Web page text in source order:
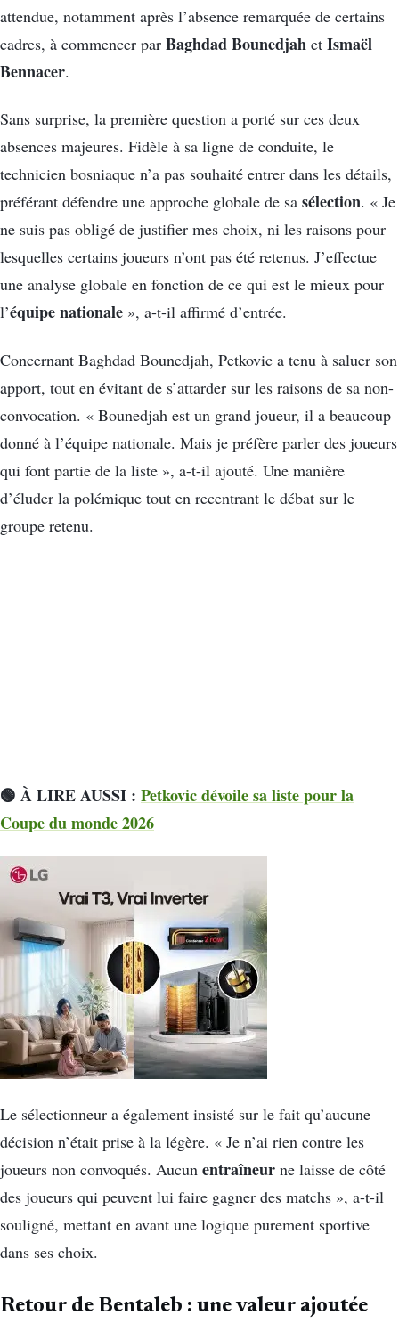
attendue, notamment après l’absence remarquée de certains
cadres, à commencer par Baghdad Bounedjah et Ismaël
Bennacer.
Sans surprise, la première question a porté sur ces deux
absences majeures. Fidèle à sa ligne de conduite, le
technicien bosniaque n’a pas souhaité entrer dans les détails,
préférant défendre une approche globale de sa sélection. « Je
ne suis pas obligé de justifier mes choix, ni les raisons pour
lesquelles certains joueurs n’ont pas été retenus. J’effectue
une analyse globale en fonction de ce qui est le mieux pour
l’équipe nationale », a-t-il affirmé d’entrée.
Concernant Baghdad Bounedjah, Petkovic a tenu à saluer son
apport, tout en évitant de s’attarder sur les raisons de sa non-
convocation. « Bounedjah est un grand joueur, il a beaucoup
donné à l’équipe nationale. Mais je préfère parler des joueurs
qui font partie de la liste », a-t-il ajouté. Une manière
d’éluder la polémique tout en recentrant le débat sur le
groupe retenu.
🟢 À LIRE AUSSI : Petkovic dévoile sa liste pour la
Coupe du monde 2026
Le sélectionneur a également insisté sur le fait qu’aucune
décision n’était prise à la légère. « Je n’ai rien contre les
joueurs non convoqués. Aucun entraîneur ne laisse de côté
des joueurs qui peuvent lui faire gagner des matchs », a-t-il
souligné, mettant en avant une logique purement sportive
dans ses choix.
Retour de Bentaleb : une valeur ajoutée